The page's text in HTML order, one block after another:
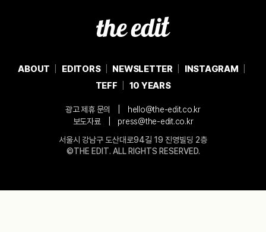
ABOUT EDITORS NEWSLETTER
INSTAGRAM
TEFF
10 YEARS
광고 제휴 문의
hello@the-edit.co.kr
보도자료
press@the-edit.co.kr
서울시 강남구 도산대로94길 19 진영빌딩 2층
©THE EDIT. ALL RIGHTS RESERVED.